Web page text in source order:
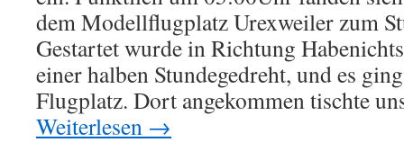
dem Modellflugplatz Urexweiler zum
Gestartet wurde in Richtung
einer halben Stundegedreht, und es
Flugplatz. Dort angekommen tischte
Weiterlesen →